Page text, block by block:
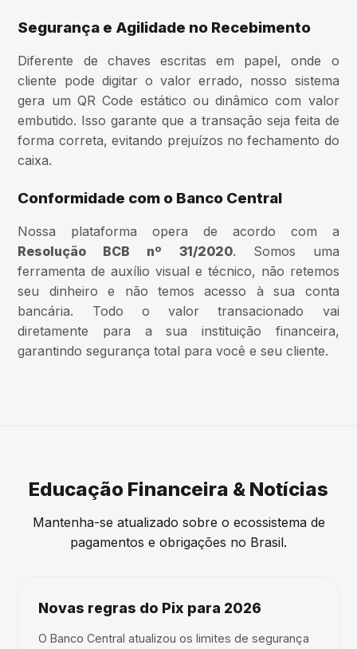
Segurança e Agilidade no Recebimento
Diferente de chaves escritas em papel, onde o
cliente pode digitar o valor errado, nosso sistema
gera um QR Code estático ou dinâmico com valor
embutido. Isso garante que a transação seja feita de
forma correta, evitando prejuízos no fechamento do
caixa.
Conformidade com o Banco Central
Nossa plataforma opera de acordo com a
Resolução BCB nº 31/2020. Somos uma
ferramenta de auxílio visual e técnico, não retemos
seu dinheiro e não temos acesso à sua conta
bancária. Todo o valor transacionado vai
diretamente para a sua instituição financeira,
garantindo segurança total para você e seu cliente.
Educação Financeira & Notícias
Mantenha-se atualizado sobre o ecossistema de
pagamentos e obrigações no Brasil.
Novas regras do Pix para 2026
O Banco Central atualizou os limites de segurança